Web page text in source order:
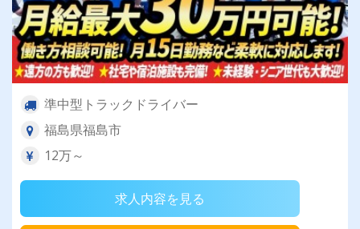
準中型トラックドライバー
福島県福島市
12万～
求人内容を見る